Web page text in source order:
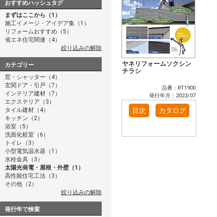
おすすめハッシュタグ
まずはここから（1）
施工イメージ・アイデア集（1）
リフォームおすすめ（5）
省エネ住宅関連（4）
絞り込みの解除
カテゴリー
窓・シャッター（4）
玄関ドア・引戸（7）
インテリア建材（7）
エクステリア（3）
タイル建材（4）
キッチン（2）
浴室（5）
洗面化粧室（6）
トイレ（3）
小型電気温水器（1）
水栓金具（3）
太陽光発電・屋根・外壁（1）
高性能住宅工法（3）
その他（2）
絞り込みの解除
発行年で検索
ヤネリフォームソクシン
チラシ
品番：RT1900
発行年月：2023/07
目次 カタログ